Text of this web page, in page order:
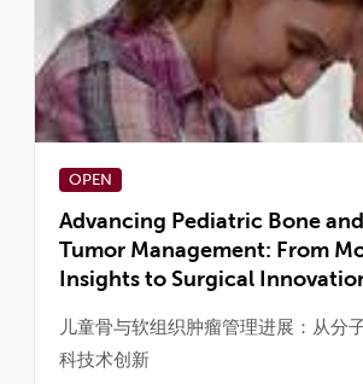
OPEN
Advancing Pediatric Bone
Tumor Management: From
Insights to Surgical
儿童骨与软组织肿瘤管理进展：从分
科技术创新